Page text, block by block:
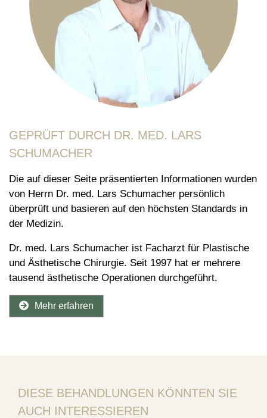
GEPRÜFT DURCH DR. MED. LARS
SCHUMACHER
Die auf dieser Seite präsentierten Informationen wurden
von Herrn Dr. med. Lars Schumacher persönlich
überprüft und basieren auf den höchsten Standards in
der Medizin.
Dr. med. Lars Schumacher ist Facharzt für Plastische
und Ästhetische Chirurgie. Seit 1997 hat er mehrere
tausend ästhetische Operationen durchgeführt.
Mehr erfahren
DIESE BEHANDLUNGEN KÖNNTEN SIE
AUCH INTERESSIEREN